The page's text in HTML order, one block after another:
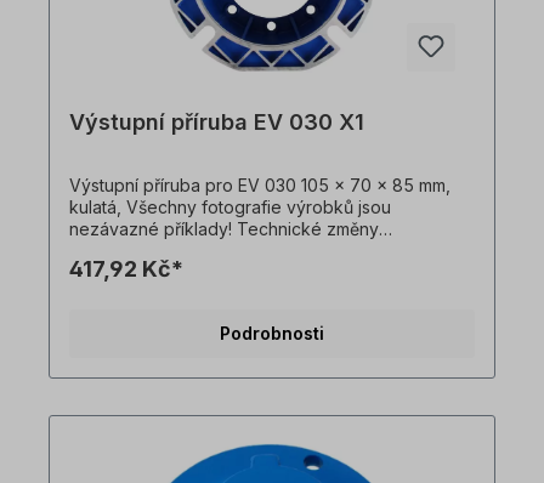
Výstupní příruba EV 030 X1
Výstupní příruba pro EV 030 105 x 70 x 85 mm,
kulatá, Všechny fotografie výrobků jsou
nezávazné příklady! Technické změny
jednotka je vyrobena na zakázku. Vrácení zboží
Technické specifikace se mohou změnit.
417,92 Kč*
Podrobnosti